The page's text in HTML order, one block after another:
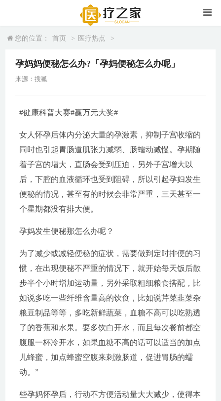
您的位置： 首页 > 医疗热点 >
孕妈妈便秘怎么办?「孕妈便秘怎么办呢」
来源：搜狐
#健康科普大赛#赢万元大奖#
女人怀孕后体内分泌大量的孕激素，抑制子宫收缩的
同时也引起胃肠道肌张力减弱、肠蠕动减慢。孕期随
着子宫的增大，直肠会受到压迫，另外子宫增大以
后，下腔的血液循环也受到阻碍，所以引起孕妇发生
便秘的情况，甚至有的时候会非常严重，三天甚至一
个星期都没有排大便。
孕妈发生便秘那怎么办呢？
为了减少或减轻便秘的症状，需要做到定时排便的习
惯，在出现便秘不严重的情况下，就开始每天饭后散
步半个小时增加运动量，另外采取粗细粮食搭配，比
如说多吃一些纤维含量高的饮食，比如说芹菜韭菜杂
粮豆制品等等，多吃新鲜蔬菜，血糖不高可以吃熟透
了的香蕉和水果。要多饮白开水，而且每次餐前都空
腹服一杯冷开水，如果血糖不高的话可以适当的加点
儿蜂蜜，加点蜂蜜空腹来刺激肠道，促进胃肠的蠕
动。”
些孕妈怀孕后，行动不方便活动量大大减少，使得本